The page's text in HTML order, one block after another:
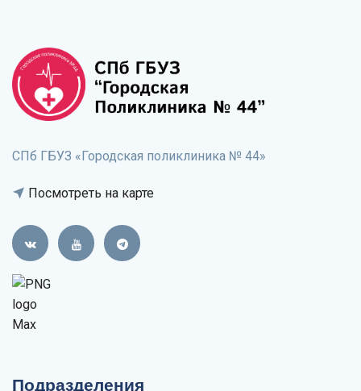
СПб ГБУЗ «Городская поликлиника № 44»
Посмотреть на карте
Подразделения